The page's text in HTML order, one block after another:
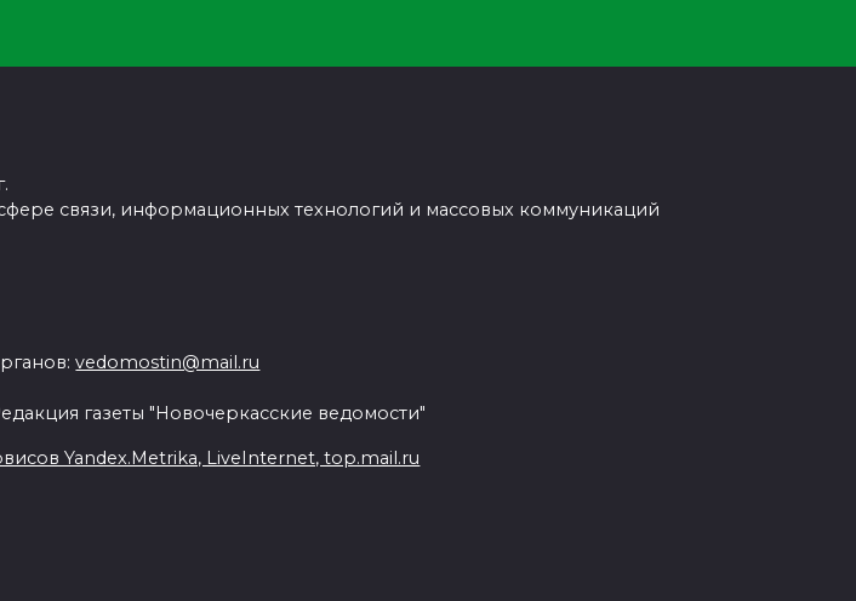
связи, информационных технологий и массовых коммуникаций
vedomostin@mail.ru
газеты "Новочеркасские ведомости"
Yandex.Metrika, LiveInternet, top.mail.ru